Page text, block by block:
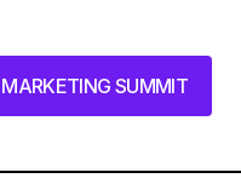
MARKETING SUMMIT
MARKETING SUMMIT